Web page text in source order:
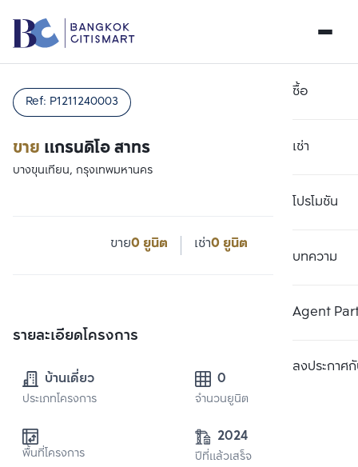
ซื้อ
เช่า
โปรโมชัน
บทความ
Agent
ลงประกาศกั
ขาย แกรนดิโอ สาทร
Ref: P1211240003
บางขุนเทียน, กรุงเทพมหานคร
ขาย0 ยูนิต เช่า0 ยูนิต
รายละเอียดโครงการ
บ้านเดี่ยว
ประเภทโครงการ
0
จำนวนยูนิต
พื้นที่โครงการ
2024
ปีที่แล้วเสร็จ